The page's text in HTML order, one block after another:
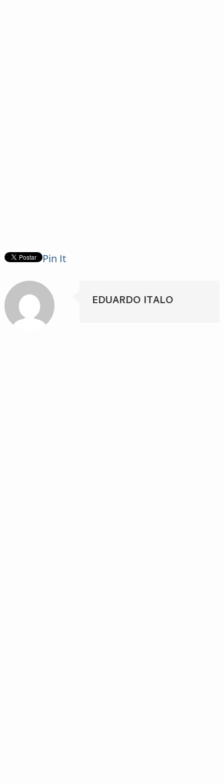
Pin It
EDUARDO ITALO